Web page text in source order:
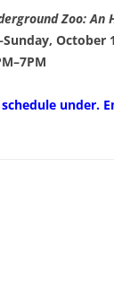
Zoo: An
October
under.